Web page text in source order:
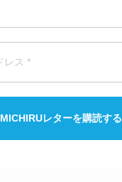
MICHIRUレターを購読する